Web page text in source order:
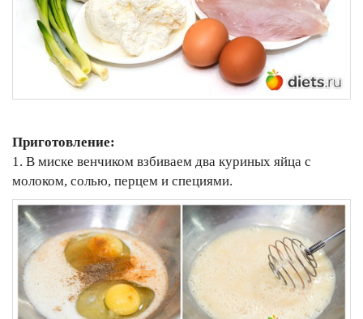
Приготовление:
1. В миске венчиком взбиваем два куриных яйца с
молоком, солью, перцем и специями.